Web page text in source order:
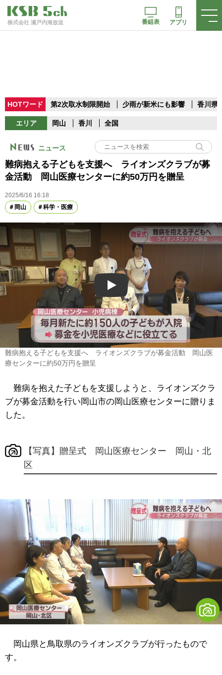
株式会社 瀬戸内海放送 番組表 アプリ
HOTワード 第2次取水制限開始 少雨が新米にも影響 香川県
エリア 岡山 香川 全国
ニュース
難病抱える子どもを支援へ ライオンズクラブが募
金活動 岡山医療センターに約50万円を贈呈
2025/6/16 16:18
岡山
科学・医療
Play
難病抱える子どもを支援へ ライオンズクラブが募金活動 岡山医
療センターに約50万円を贈呈
難病を抱えた子どもを支援しようと、ライオンズクラ
ブが募金活動を行い岡山市の岡山医療センターに贈りま
した。
【写真】贈呈式 岡山医療センター 岡山・北
区
岡山県と鳥取県のライオンズクラブが行ったもので
す。